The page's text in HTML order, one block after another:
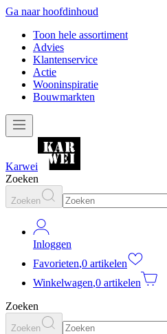
Ga naar hoofdinhoud
Toon hele assortiment
Advies
Klantenservice
Actie
Wooninspiratie
Bouwmarkten
Karwei
Zoeken
Zoeken
Inloggen
Favorieten,0 artikelen
Winkelwagen,0 artikelen
Zoeken
Zoeken